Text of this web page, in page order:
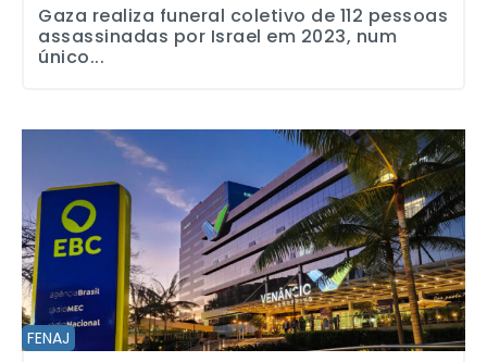
Gaza realiza funeral coletivo de 112 pessoas
assassinadas por Israel em 2023, num
único...
FENAJ
Conselho de Comunicação aprova realização de estudo para